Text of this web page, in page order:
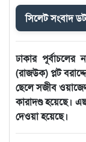
সিলেট সংবাদ
ঢাকার পূর্বাচলের
(রাজউক) প্লট
ছেলে সজীব
কারাদণ্ড হয়েছে।
দেওয়া হয়েছে।